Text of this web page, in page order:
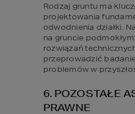
Rodzaj gruntu ma
projektowania
odwodnienia działki.
na gruncie
rozwiązań
przeprowadzić
problemów w
6. POZOSTAŁE
PRAWNE